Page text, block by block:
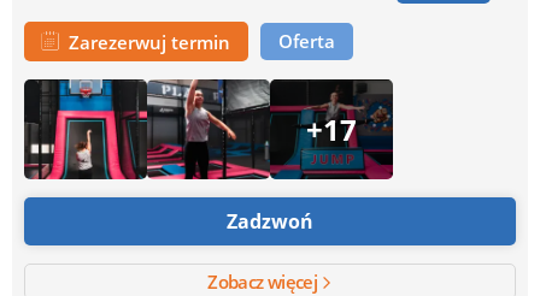
Zarezerwuj termin Oferta
+17
Zadzwoń
Zobacz więcej